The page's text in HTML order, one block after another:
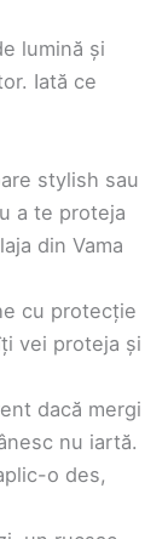
lumină și
Iată ce
stylish sau
a te proteja
din Vama
cu protecție
vei proteja și
dacă mergi
nu iartă.
o des,